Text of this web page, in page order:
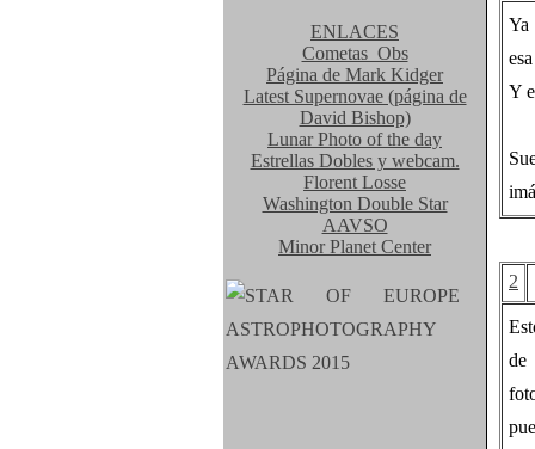
ENLACES
Cometas_Obs
Página de Mark Kidger
Latest Supernovae (página de
David Bishop)
Lunar Photo of the day
Estrellas Dobles y webcam.
Florent Losse
Washington Double Star
AAVSO
Minor Planet Center
Ya
Y
2
de